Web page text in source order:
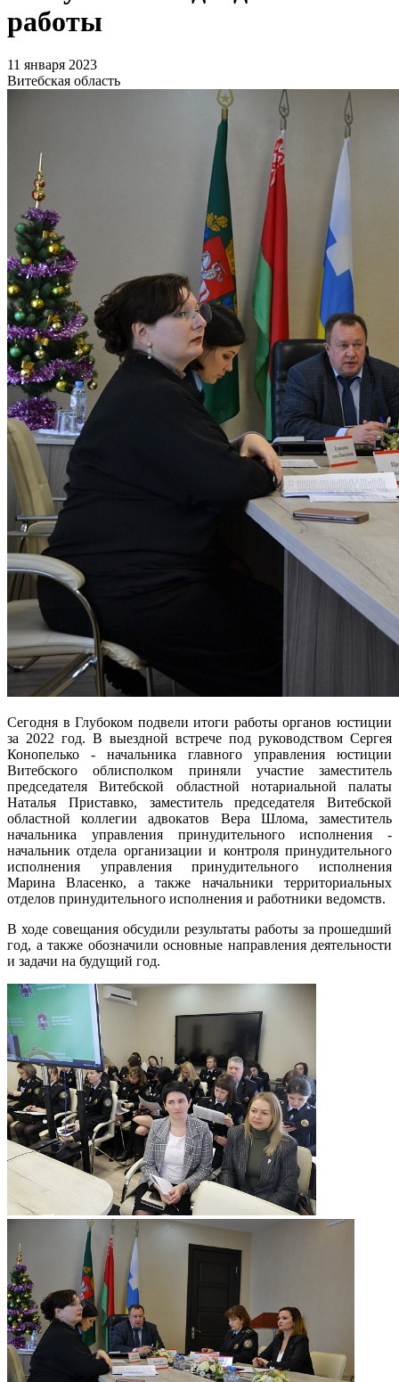
работы
11 января 2023
Витебская область
Сегодня в Глубоком подвели итоги работы органов юстиции
за 2022 год. В выездной встрече под руководством Сергея
Конопелько - начальника главного управления юстиции
Витебского облисполком приняли участие заместитель
председателя Витебской областной нотариальной палаты
Наталья Приставко, заместитель председателя Витебской
областной коллегии адвокатов Вера Шлома, заместитель
начальника управления принудительного исполнения -
начальник отдела организации и контроля принудительного
исполнения управления принудительного исполнения
Марина Власенко, а также начальники территориальных
отделов принудительного исполнения и работники ведомств.
В ходе совещания обсудили результаты работы за прошедший
год, а также обозначили основные направления деятельности
и задачи на будущий год.